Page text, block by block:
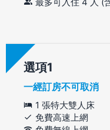
選項
一經訂房不可取消
1 張特大雙人床
免費高速上網